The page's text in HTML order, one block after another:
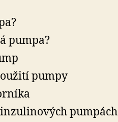
pumpa?
pumpy
pumpách